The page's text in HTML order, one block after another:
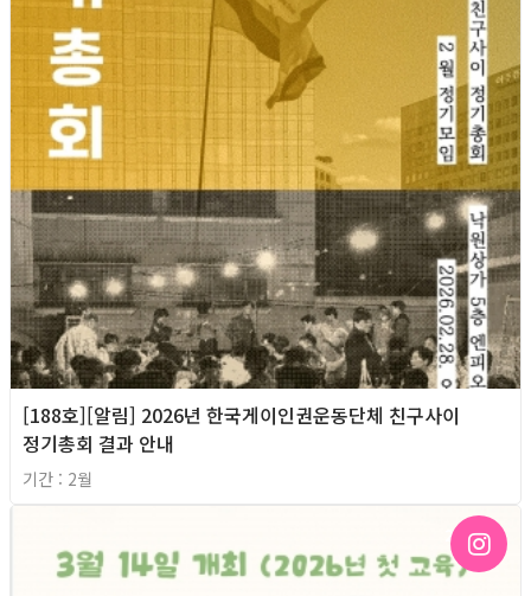
[188호][알림] 2026년 한국게이인권운동단체 친구사이
정기총회 결과 안내
기간 : 2월
2026년